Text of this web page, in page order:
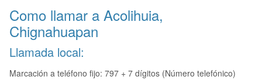
Como llamar a Acolihuia,
Chignahuapan
Llamada local:
Marcación a teléfono fijo: 797 + 7 dígitos (Número telefónico)